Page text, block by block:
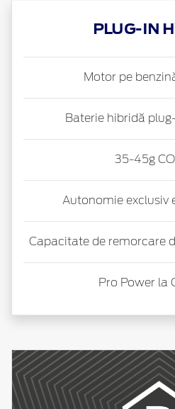
PLUG-IN
Motor pe
Baterie hibridă
35-45g CO
Autonomie exclusiv
Capacitate de remorcare
Pro Power la